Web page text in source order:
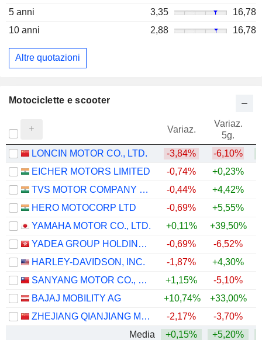
5 anni
3,35
16,78
10 anni
2,88 16,78
Altre quotazioni
Motociclette e scooter
Variaz.
Variaz.
5g.
LONCIN MOTOR CO., LTD. -3,84% -6,10%
EICHER MOTORS LIMITED
-0,74% +0,23%
TVS MOTOR COMPANY LIMITED
-0,44% +4,42%
HERO MOTOCORP LTD
-0,69% +5,55%
YAMAHA MOTOR CO., LTD.
+0,11% +39,50%
YADEA GROUP HOLDINGS LTD.
-0,69% -6,52%
HARLEY-DAVIDSON, INC.
-1,87% +4,30%
SANYANG MOTOR CO., LTD.
+1,15% -5,10%
BAJAJ MOBILITY AG
+10,74% +33,00%
ZHEJIANG QIANJIANG MOTORCYCLE CO., LTD.
-2,17% -3,70%
Media
+0,15% +5,20%